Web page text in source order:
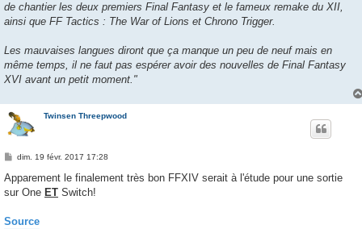
de chantier les deux premiers Final Fantasy et le fameux remake du XII,
ainsi que FF Tactics : The War of Lions et Chrono Trigger.
Les mauvaises langues diront que ça manque un peu de neuf mais en
même temps, il ne faut pas espérer avoir des nouvelles de Final Fantasy
XVI avant un petit moment."
Twinsen Threepwood
M
s
s
a
dim. 19 févr. 2017 17:28
Apparement le finalement très bon FFXIV serait à l'étude pour une sortie
sur One ET Switch!
Source